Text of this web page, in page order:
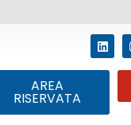
AREA
RISERVATA